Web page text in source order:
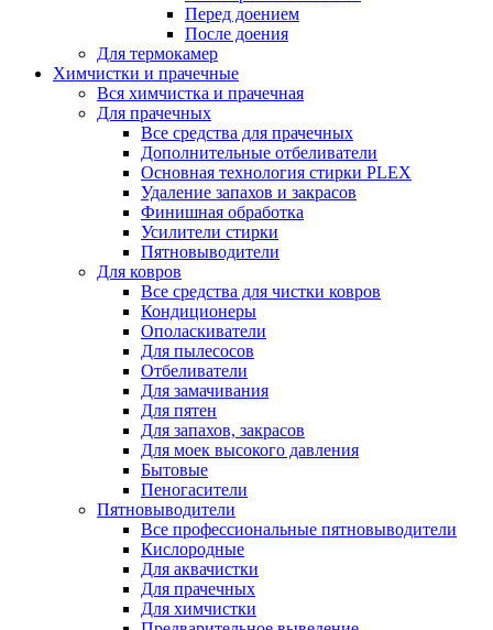
Перед доением
После доения
Для термокамер
Химчистки и прачечные
Вся химчистка и прачечная
Для прачечных
Все средства для прачечных
Дополнительные отбеливатели
Основная технология стирки PLEX
Удаление запахов и закрасов
Финишная обработка
Усилители стирки
Пятновыводители
Для ковров
Все средства для чистки ковров
Кондиционеры
Ополаскиватели
Для пылесосов
Отбеливатели
Для замачивания
Для пятен
Для запахов, закрасов
Для моек высокого давления
Бытовые
Пеногасители
Пятновыводители
Все профессиональные пятновыводители
Кислородные
Для аквачистки
Для прачечных
Для химчистки